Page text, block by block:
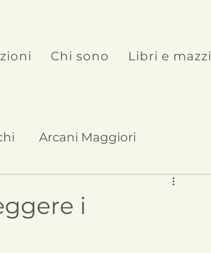
Chi sono Libri e mazzi
Arcani Maggiori
i